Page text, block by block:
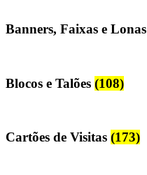
Banners, Faixas e Lonas
Blocos e Talões (108)
Cartões de Visitas (173)